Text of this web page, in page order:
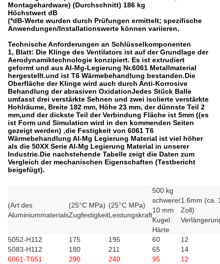
Montagehardware) (Durchschnitt) 186 kg
Höchstwert dB
(*dB-Werte wurden durch Prüfungen ermittelt; spezifische
Anwendungen/Installationswerte können variieren.
Technische Anforderungen an Schlüsselkomponenten
1, Blatt: Die Klinge des Ventilators ist auf der Grundlage der
Aerodynamiktechnologie konzipiert. Es ist extrudiert
geformt und aus AI-Mg-Legierung Nr.6061 Metallmaterial
hergestellt.und ist T6 Wärmebehandlung bestanden.Die
Oberfläche der Klinge wird auch durch Anti-Korrosive
Behandlung der abrasiven OxidationJedes Stück Balle
umfasst drei verstärkte Sehnen und zwei isolierte verstärkte
Hohlräume, Breite 182 mm, Höhe 23 mm, der dünnste Teil 2
mm,und der dickste Teil der Verbindung Fläche ist 5mm ((es
ist Form und Simulation wird in den kommenden Seiten
gezeigt werden) ,die Festigkeit von 6061 T6
Wärmebehandlung AI-Mg Legierung Material ist viel höher
als die 50XX Serie AI-Mg Legierung Material in unserer
Industrie.Die nachstehende Tabelle zeigt die Daten zum
Vergleich der mechanischen Eigenschaften (Testbericht
beigefügt).
(Art des
Aluminiummaterials
(25°C MPa)
Zugfestigkeit
(25°C MPa)
Leistungskraft
500 kg
schwerer
10 mm
Kugel
Härte
1.6mm (ca.
Zoll)
5052-H112 175 195 60
12
5083-H112
180 211 65
14
6061-T651
290 240 95 12